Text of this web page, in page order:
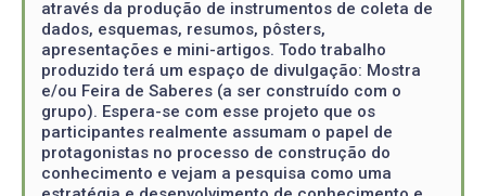
através da produção de instrumentos de coleta de
dados, esquemas, resumos, pôsters,
apresentações e mini-artigos. Todo trabalho
produzido terá um espaço de divulgação: Mostra
e/ou Feira de Saberes (a ser construído com o
grupo). Espera-se com esse projeto que os
participantes realmente assumam o papel de
protagonistas no processo de construção do
conhecimento e vejam a pesquisa como uma